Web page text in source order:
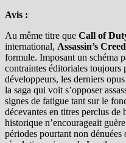
Avis :
Au même titre que Call of
international, Assassin’s Creed
formule. Imposant un schéma
contraintes éditoriales
développeurs, les derniers
la saga qui voit s’opposer
signes de fatigue tant sur le
décevantes en titres perclus
historique n’encourageait
périodes pourtant non dénuées